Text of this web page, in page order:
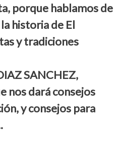
porque hablamos de
historia de El
y tradiciones
SANCHEZ,
nos dará consejos
y consejos para